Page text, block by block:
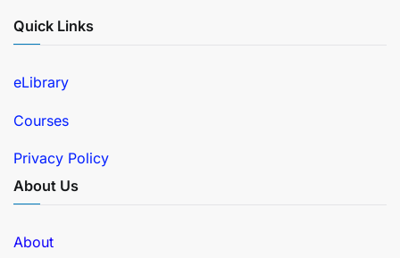
Quick Links
eLibrary
Courses
Privacy Policy
About Us
About